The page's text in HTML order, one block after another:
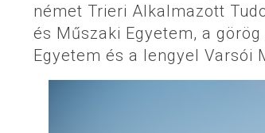
német Trieri Alkalmazott
és Műszaki Egyetem, a
Egyetem és a lengyel Varsói